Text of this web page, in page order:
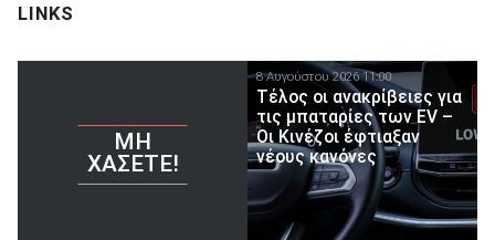
LINKS
ΜΗ
ΧΆΣΕΤΕ!
8 Αυγούστου 2026 11:00
Τέλος οι ανακρίβειες για
τις μπαταρίες των EV –
Οι Κινέζοι έφτιαξαν
νέους κανόνες